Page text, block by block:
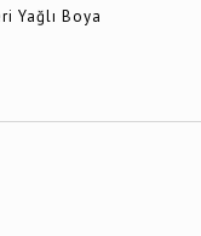
Yağlı Boya